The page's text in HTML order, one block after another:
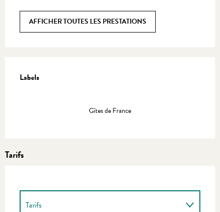
AFFICHER TOUTES LES PRESTATIONS
Labels
Labels
Gîtes de France
Tarifs
Tarifs